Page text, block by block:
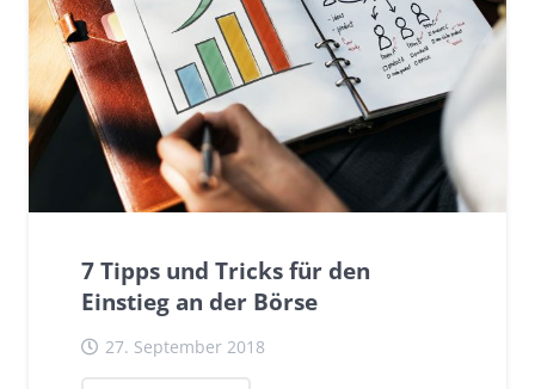
7 Tipps und Tricks für den
Einstieg an der Börse
27. September 2018